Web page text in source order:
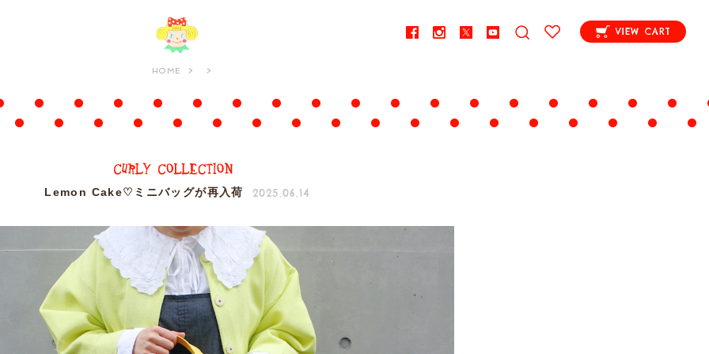
VIEW CART
HOME
Lemon Cake♡ミニバッグが再入荷 2025.06.14